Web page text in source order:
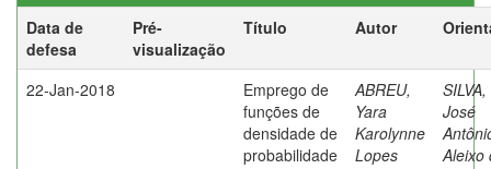
Data de
defesa
Pré-
visualização
Título Autor
22-Jan-2018
Emprego de
funções de
densidade de
probabilidade
ABREU,
Yara
Karolynne
Lopes
SILVA,
José
Aleixo